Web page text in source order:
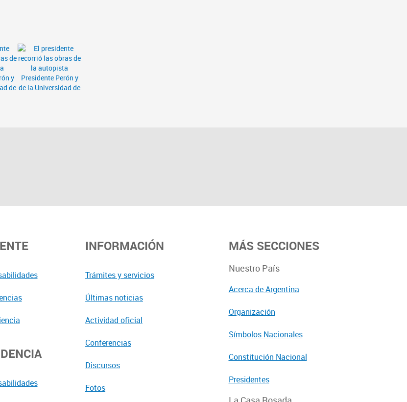
INFORMACIÓN
Trámites y servicios
Últimas noticias
Actividad oficial
Conferencias
Discursos
Fotos
MÁS SECCIONES
Nuestro País
Acerca de Argentina
Organización
Símbolos Nacionales
Constitución Nacional
Presidentes